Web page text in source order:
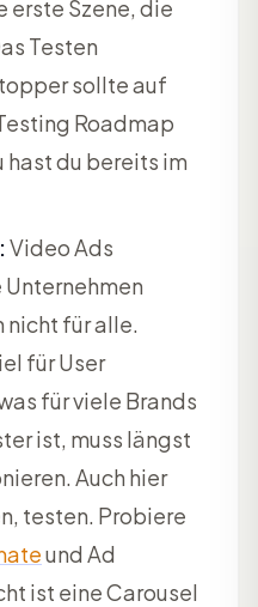
erste Szene, die
Testen
sollte auf
Roadmap
hast du bereits im
Video Ads
nicht für alle.
für User
für viele Brands
ist, muss längst
Auch hier
testen. Probiere
und Ad
ist eine Carousel